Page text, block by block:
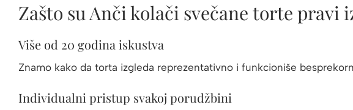
Zašto su Anči kolači svečane torte pravi
Više od 20 godina iskustva
Znamo kako da torta izgleda reprezentativno i funkcioniše
Individualni pristup svakoj porudžbini